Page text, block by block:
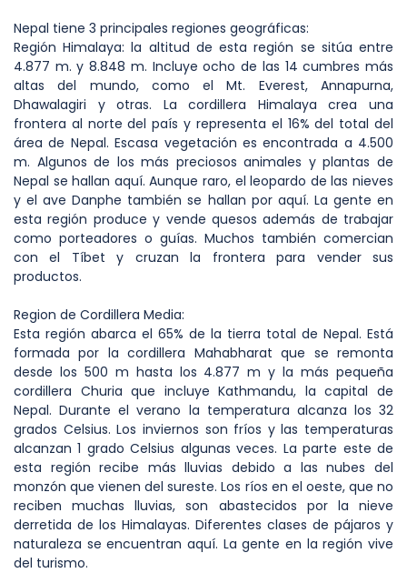
Nepal tiene 3 principales regiones geográficas:
Región Himalaya: la altitud de esta región se sitúa entre
4.877 m. y 8.848 m. Incluye ocho de las 14 cumbres más
altas del mundo, como el Mt. Everest, Annapurna,
Dhawalagiri y otras. La cordillera Himalaya crea una
frontera al norte del país y representa el 16% del total del
área de Nepal. Escasa vegetación es encontrada a 4.500
m. Algunos de los más preciosos animales y plantas de
Nepal se hallan aquí. Aunque raro, el leopardo de las nieves
y el ave Danphe también se hallan por aquí. La gente en
esta región produce y vende quesos además de trabajar
como porteadores o guías. Muchos también comercian
con el Tíbet y cruzan la frontera para vender sus
productos.
Region de Cordillera Media:
Esta región abarca el 65% de la tierra total de Nepal. Está
formada por la cordillera Mahabharat que se remonta
desde los 500 m hasta los 4.877 m y la más pequeña
cordillera Churia que incluye Kathmandu, la capital de
Nepal. Durante el verano la temperatura alcanza los 32
grados Celsius. Los inviernos son fríos y las temperaturas
alcanzan 1 grado Celsius algunas veces. La parte este de
esta región recibe más lluvias debido a las nubes del
monzón que vienen del sureste. Los ríos en el oeste, que no
reciben muchas lluvias, son abastecidos por la nieve
derretida de los Himalayas. Diferentes clases de pájaros y
naturaleza se encuentran aquí. La gente en la región vive
del turismo.